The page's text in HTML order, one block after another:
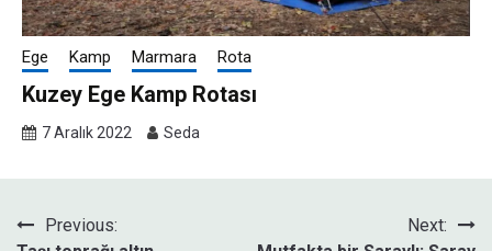
Ege Kamp Marmara Rota
Kuzey Ege Kamp Rotası
7 Aralık 2022 Seda
YazıPrevious:
Next: